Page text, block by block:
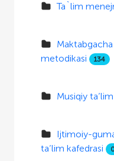
Ta`lim
Maktabgacha
metodikasi
134
Musiqiy ta’lim
Ijtimoiy-
ta’lim kafedrasi